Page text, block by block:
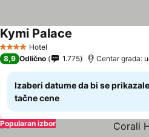
4 ZvezdiceHotel
Kymi Palace
8,9 Odlično 1.775 Centar grada:
Izaberi datume da bi se prikazale
tačne cene
Popularan izbor